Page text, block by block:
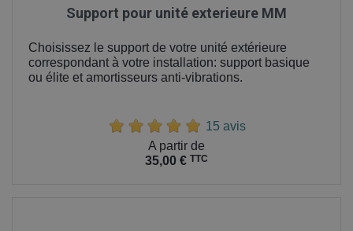
Support pour unité exterieure MM
Choisissez le support de votre unité extérieure
correspondant à votre installation: support basique
ou élite et amortisseurs anti-vibrations.
15 avis
A partir de
35,00 € TTC